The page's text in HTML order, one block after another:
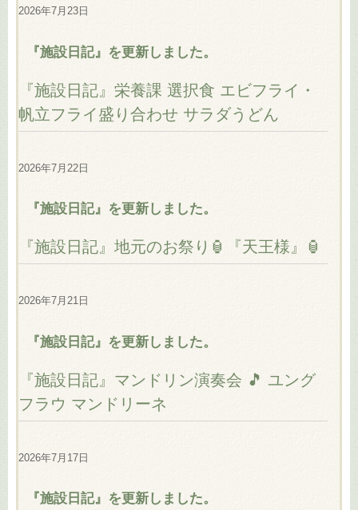
2026年7月23日
『施設日記』を更新しました。
『施設日記』栄養課 選択食 エビフライ・
帆立フライ盛り合わせ サラダうどん
2026年7月22日
『施設日記』を更新しました。
『施設日記』地元のお祭り🏮『天王様』🏮
2026年7月21日
『施設日記』を更新しました。
『施設日記』マンドリン演奏会 🎵 ユング
フラウ マンドリーネ
2026年7月17日
『施設日記』を更新しました。